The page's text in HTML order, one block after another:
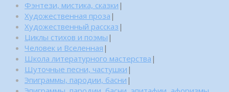
Фэнтези, мистика, сказки |
Художественная проза |
Художественный рассказ |
Циклы стихов и поэмы |
Человек и Вселенная |
Школа литературного мастерства |
Шуточные песни, частушки |
Эпиграммы, пародии, басни |